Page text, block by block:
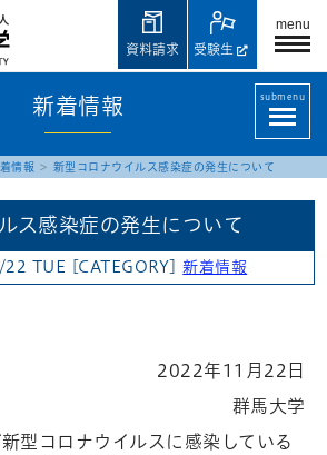
menu
受験生
資料請求
新着情報 submenu
情報 新型コロナウイルス感染症の発生について
ス感染症の発生について
22 TUE [CATEGORY]新着情報
2022年11月22日
群馬大学
型コロナウイルスに感染している